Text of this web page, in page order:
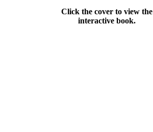
Click the cover to view the
interactive book.